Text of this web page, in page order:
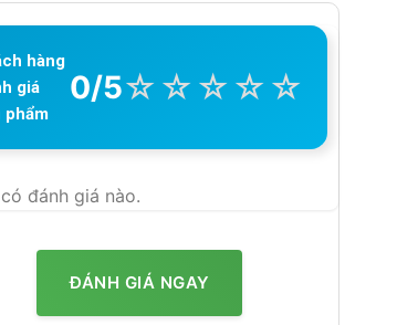
hàng
giá
phẩm
0/5☆ ☆ ☆ ☆ ☆
đánh giá nào.
ĐÁNH GIÁ NGAY